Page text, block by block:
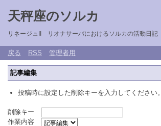
天秤座のソルカ
リネージュII リオナサーバにおけるソルカの活動日記
戻る RSS 管理者用
記事編集
投稿時に設定した削除キーを入力してください。
削除キー
作業内容